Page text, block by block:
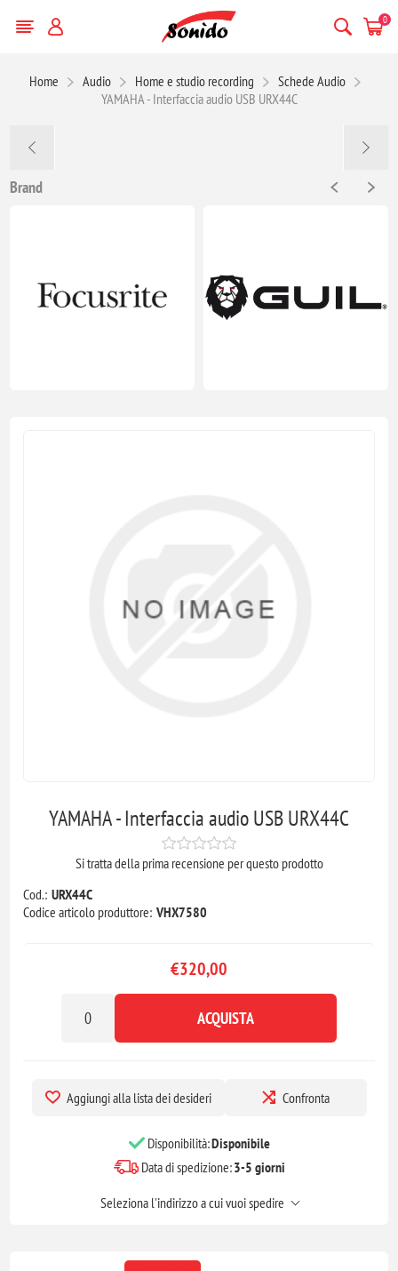
0
Home Audio Home e studio recording
Schede Audio
YAMAHA - Interfaccia audio USB URX44C
Brand
YAMAHA - Interfaccia audio USB URX44C
Si tratta della prima recensione per questo prodotto
Cod.: URX44C
Codice articolo produttore: VHX7580
€320,00
ACQUISTA
Aggiungi alla lista dei desideri Confronta
Disponibilità:Disponibile
Data di spedizione:3-5 giorni
Seleziona l'indirizzo a cui vuoi spedire